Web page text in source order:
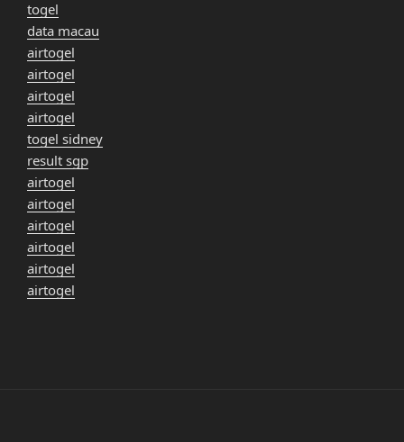
togel
data macau
airtogel
airtogel
airtogel
airtogel
togel sidney
result sgp
airtogel
airtogel
airtogel
airtogel
airtogel
airtogel